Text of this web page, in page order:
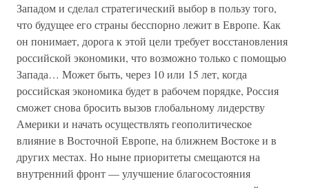
Западом и сделал стратегический выбор в пользу того,
что будущее его страны бесспорно лежит в Европе. Как
он понимает, дорога к этой цели требует восстановления
российской экономики, что возможно только с помощью
Запада… Может быть, через 10 или 15 лет, когда
российская экономика будет в рабочем порядке, Россия
сможет снова бросить вызов глобальному лидерству
Америки и начать осуществлять геополитическое
влияние в Восточной Европе, на ближнем Востоке и в
других местах. Но ныне приоритеты смещаются на
внутренний фронт — улучшение благосостояния